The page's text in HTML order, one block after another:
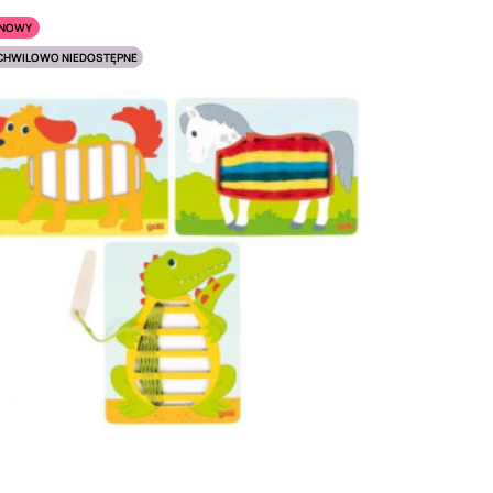
NIEDOSTĘPNE